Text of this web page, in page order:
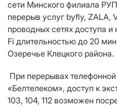
сети Минского филиала
перерыв услуг byfly, ZALA,
проводных сетях доступа
Fi длительностью до 20
Озеречье Клецкого района.
При перерывах
«Белтелеком», доступ к
103, 104, 112 возможен